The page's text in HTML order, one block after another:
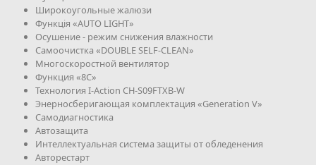
Широкоугольные жалюзи
Функція «AUTO LIGHT»
Осушение - режим снижения влажности
Самоочистка «DOUBLE SELF-CLEAN»
Многоскоростной вентилятор
Функция «8С»
Технология I-Action CH-S09FTXB-W
Энерносберигающая комплектация «Generation V»
Самодиагностика
Автозащита
Интеллектуальная система защиты от обледенения
Авторестарт